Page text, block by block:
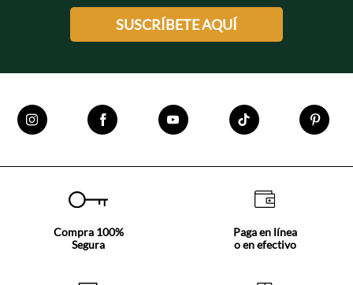
SUSCRÍBETE AQUÍ
Compra 100%
Segura
Paga en línea
o en efectivo